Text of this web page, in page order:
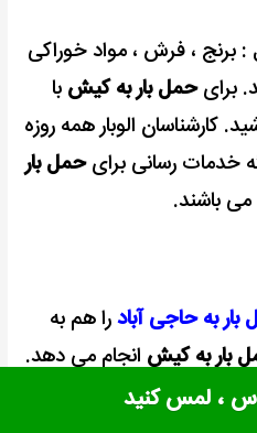
: برنج ، فرش ، مواد خوراکی
برایحمل بار به کیش با
کارشناسان الوبار همه روزه
خدمات رسانی برایحمل بار
می باشند.
به حاجی آبادرا هم به
بار به کیش انجام می دهد.
، لمس کنید